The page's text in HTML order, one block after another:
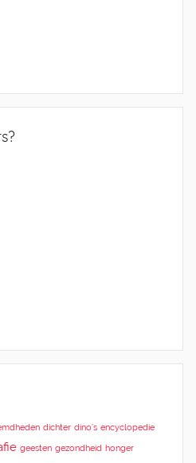
dichter dino’s encyclopedie
geesten gezondheid honger